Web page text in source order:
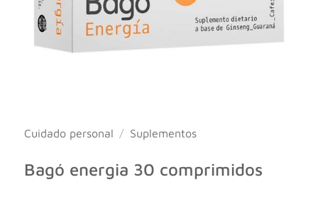
Cuidado personal / Suplementos
Bagó energia 30 comprimidos